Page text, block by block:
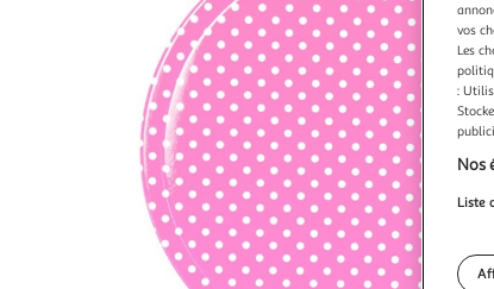
vos
Les
:
Nos
Liste